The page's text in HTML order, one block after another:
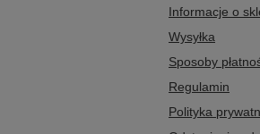
Informacje o
Wysyłka
Sposoby
Regulamin
Polityka